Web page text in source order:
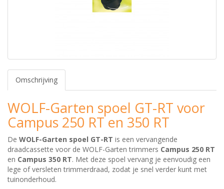
Omschrijving
WOLF-Garten spoel GT-RT voor
Campus 250 RT en 350 RT
De WOLF-Garten spoel GT-RT is een vervangende
draadcassette voor de WOLF-Garten trimmers Campus 250 RT
en Campus 350 RT. Met deze spoel vervang je eenvoudig een
lege of versleten trimmerdraad, zodat je snel verder kunt met
tuinonderhoud.